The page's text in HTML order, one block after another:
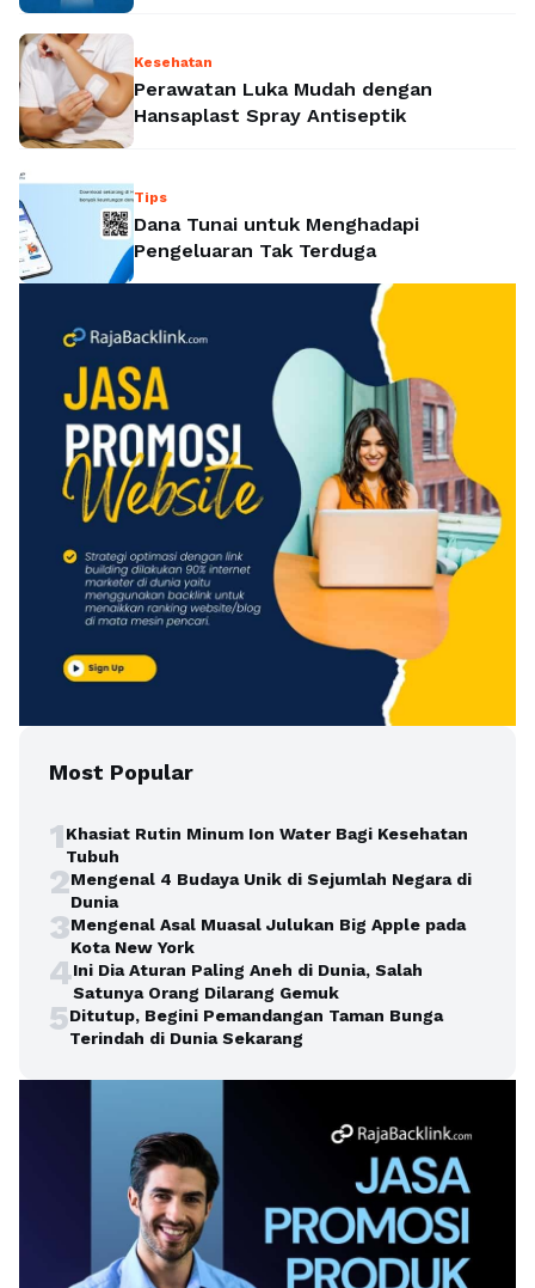
Kesehatan
Perawatan Luka Mudah dengan
Hansaplast Spray Antiseptik
Tips
Dana Tunai untuk Menghadapi
Pengeluaran Tak Terduga
Most Popular
1Khasiat Rutin Minum Ion Water Bagi Kesehatan
Tubuh
2Mengenal 4 Budaya Unik di Sejumlah Negara di
Dunia
3Mengenal Asal Muasal Julukan Big Apple pada
Kota New York
4Ini Dia Aturan Paling Aneh di Dunia, Salah
Satunya Orang Dilarang Gemuk
5Ditutup, Begini Pemandangan Taman Bunga
Terindah di Dunia Sekarang